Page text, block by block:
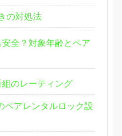
の対処法
全？対象年齢とペア
のレーティング
ペアレンタルロック設